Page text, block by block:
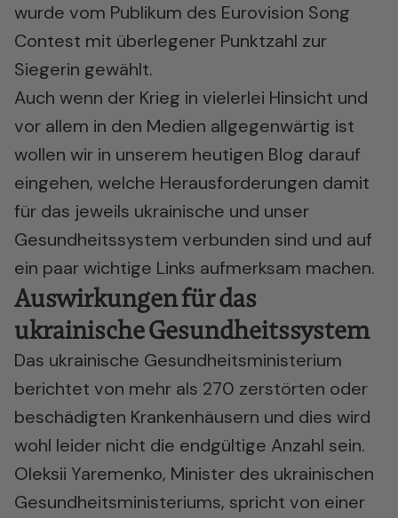
wurde vom Publikum des Eurovision Song
Contest mit überlegener Punktzahl zur
Siegerin gewählt.
Auch wenn der Krieg in vielerlei Hinsicht und
vor allem in den Medien allgegenwärtig ist
wollen wir in unserem heutigen Blog darauf
eingehen, welche Herausforderungen damit
für das jeweils ukrainische und unser
Gesundheitssystem verbunden sind und auf
ein paar wichtige Links aufmerksam machen.
Auswirkungen für das
ukrainische Gesundheitssystem
Das ukrainische Gesundheitsministerium
berichtet von mehr als 270 zerstörten oder
beschädigten Krankenhäusern und dies wird
wohl leider nicht die endgültige Anzahl sein.
Oleksii Yaremenko, Minister des ukrainischen
Gesundheitsministeriums, spricht von einer